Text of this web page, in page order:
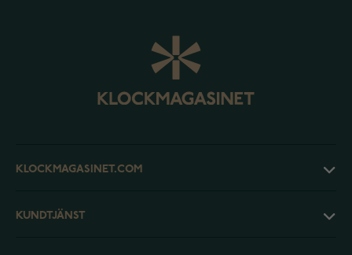
KLOCKMAGASINET.COM
KUNDTJÄNST